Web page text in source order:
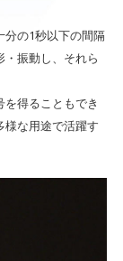
分の1秒以下の間隔
振動し、それら
得ることもでき
様な用途で活躍す